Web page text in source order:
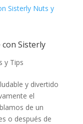
con Sisterly
y Tips
y divertido
el
de un
o después de